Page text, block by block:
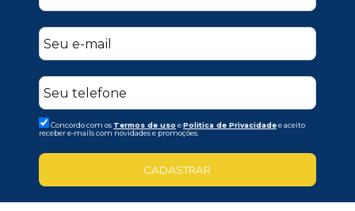
Concordo com os Termos de uso ePolitica de Privacidadee aceito
receber e-mails com novidades e promoções.
CADASTRAR